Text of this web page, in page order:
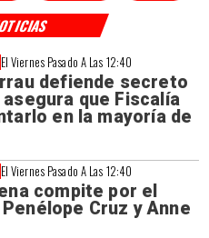
El Viernes Pasado A Las 12:40
defiende secreto
asegura que Fiscalía
en la mayoría de
El Viernes Pasado A Las 12:40
compite por el
Cruz y Anne